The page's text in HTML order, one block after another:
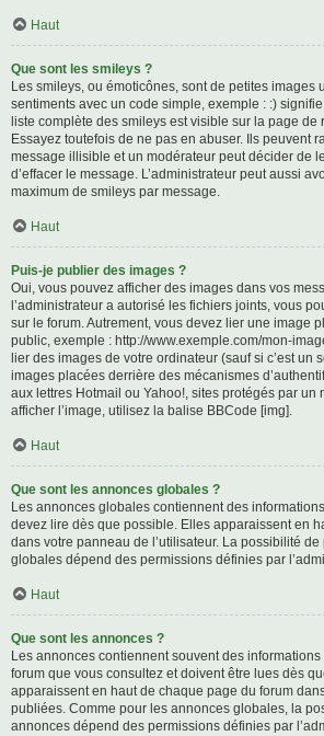
Haut
Que sont les smileys ?
Les smileys, ou émoticônes, sont de petites images
sentiments avec un code simple, exemple : :)
liste complète des smileys est visible sur la page de
Essayez toutefois de ne pas en abuser. Ils peuvent
message illisible et un modérateur peut décider de
d’effacer le message. L’administrateur peut aussi
maximum de smileys par message.
Haut
Puis-je publier des images ?
Oui, vous pouvez afficher des images dans vos
l’administrateur a autorisé les fichiers joints, vous
sur le forum. Autrement, vous devez lier une image
public, exemple : http://www.exemple.com/mon-
lier des images de votre ordinateur (sauf si c’est un
images placées derrière des mécanismes
aux lettres Hotmail ou Yahoo!, sites protégés par un
afficher l’image, utilisez la balise BBCode [img].
Haut
Que sont les annonces globales ?
Les annonces globales contiennent des
devez lire dès que possible. Elles apparaissent en
dans votre panneau de l’utilisateur. La possibilité
globales dépend des permissions définies par
Haut
Que sont les annonces ?
Les annonces contiennent souvent des
forum que vous consultez et doivent être lues dès
apparaissent en haut de chaque page du forum
publiées. Comme pour les annonces globales, la
annonces dépend des permissions définies par